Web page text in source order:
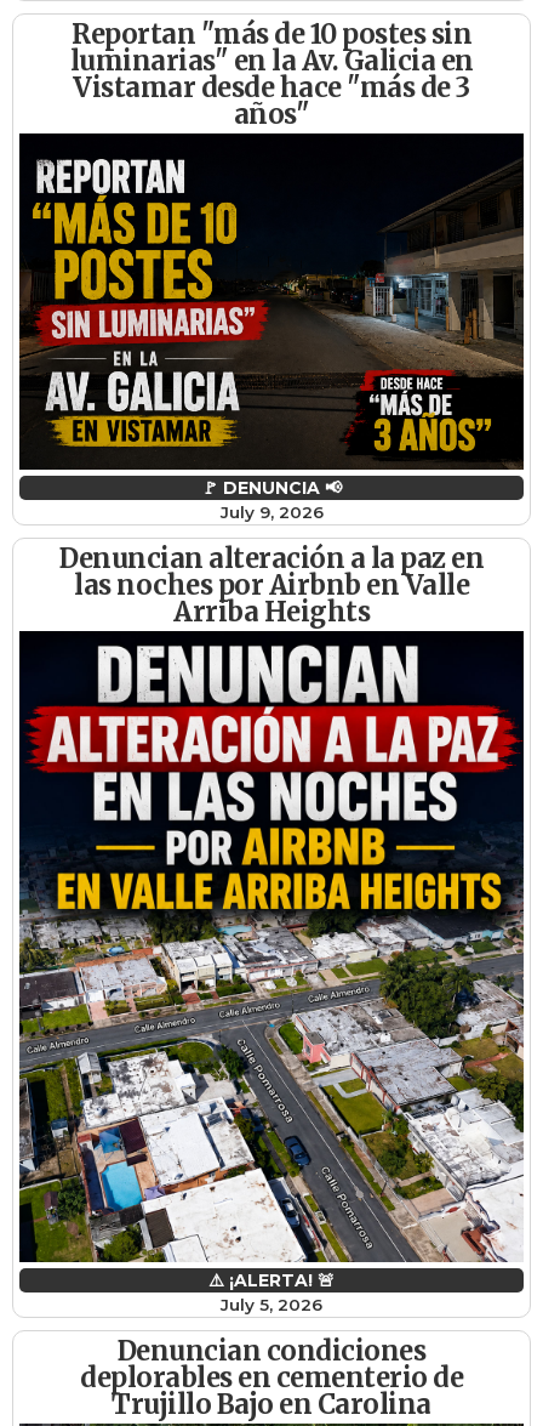
Reportan "más de 10 postes sin
luminarias" en la Av. Galicia en
Vistamar desde hace "más de 3
años"
🚩 DENUNCIA 📢
July 9, 2026
Denuncian alteración a la paz en
las noches por Airbnb en Valle
Arriba Heights
⚠️ ¡ALERTA! 🚨
July 5, 2026
Denuncian condiciones
deplorables en cementerio de
Trujillo Bajo en Carolina